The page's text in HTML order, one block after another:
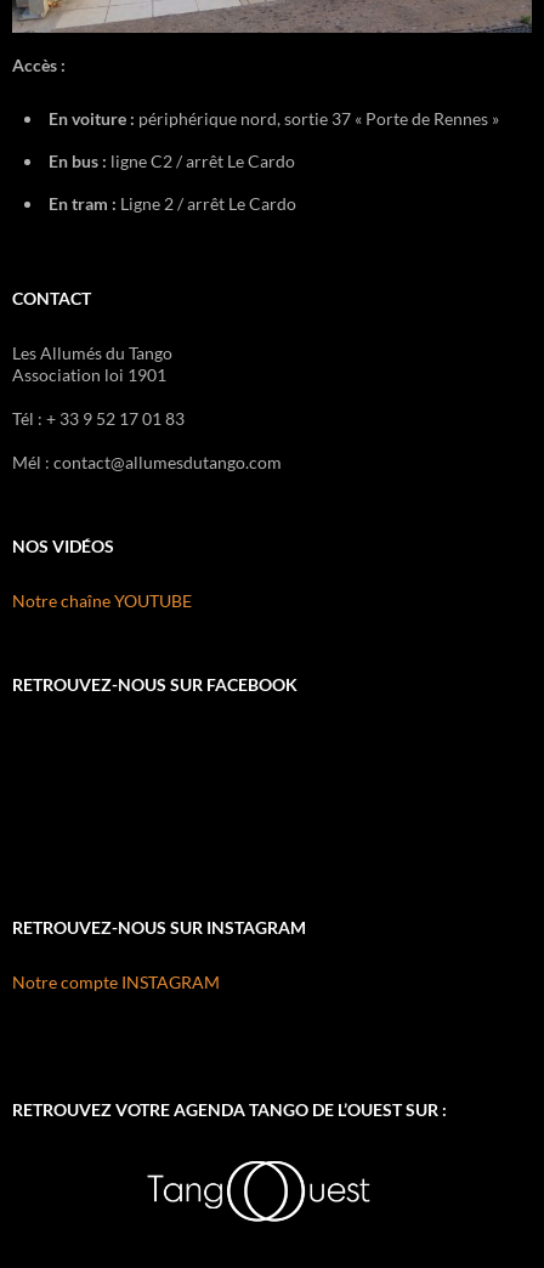
Accès :
En voiture : périphérique nord, sortie 37 « Porte de Rennes »
En bus : ligne C2 / arrêt Le Cardo
En tram : Ligne 2 / arrêt Le Cardo
CONTACT
Les Allumés du Tango
Association loi 1901
Tél : + 33 9 52 17 01 83
Mél : contact@allumesdutango.com
NOS VIDÉOS
Notre chaîne YOUTUBE
RETROUVEZ-NOUS SUR FACEBOOK
RETROUVEZ-NOUS SUR INSTAGRAM
Notre compte INSTAGRAM
RETROUVEZ VOTRE AGENDA TANGO DE L’OUEST SUR :